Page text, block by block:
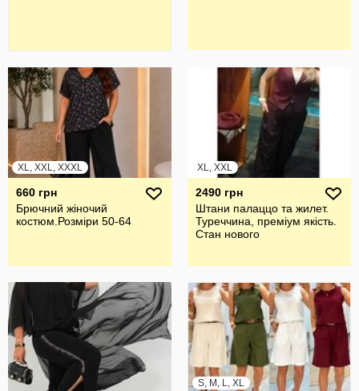
XL, XXL, XXXL
660 грн
Брючний жiночий
костюм.Розмiри 50-64
XL, XXL
2490 грн
Штани палаццо та жилет.
Туреччина, преміум якість.
Стан нового
S, M, L, XL